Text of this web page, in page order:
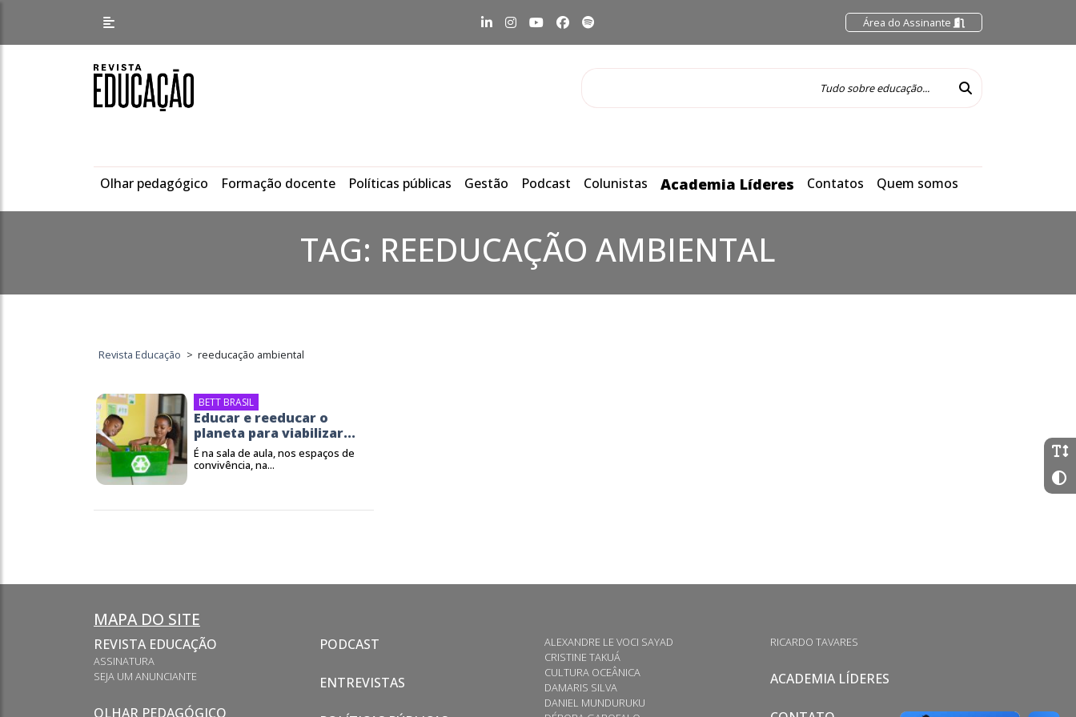
Área do Assinante
Olhar pedagógico Formação docente Políticas públicas Gestão Podcast Colunistas Academia Líderes Contatos Quem somos
TAG: REEDUCAÇÃO AMBIENTAL
Revista Educação > reeducação ambiental
BETT BRASIL
Educar e reeducar o
planeta para viabilizar...
É na sala de aula, nos espaços de
convivência, na...
MAPA DO SITE
REVISTA EDUCAÇÃO
ASSINATURA
SEJA UM ANUNCIANTE
OLHAR PEDAGÓGICO
PODCAST
ENTREVISTAS
ALEXANDRE LE VOCI SAYAD
CRISTINE TAKUÁ
CULTURA OCEÂNICA
DAMARIS SILVA
DANIEL MUNDURUKU
RICARDO TAVARES
ACADEMIA LÍDERES